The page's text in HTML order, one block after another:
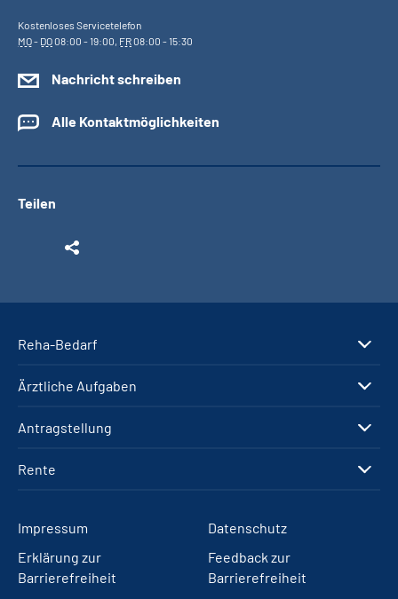
Kostenloses Servicetelefon
MO- DO08:00 - 19:00, FR08:00 - 15:30
Nachricht schreiben
Alle Kontaktmöglichkeiten
Teilen
Reha-Bedarf
Ärztliche Aufgaben
Antragstellung
Rente
Impressum
Datenschutz
Erklärung zur
Barrierefreiheit
Feedback zur
Barrierefreiheit